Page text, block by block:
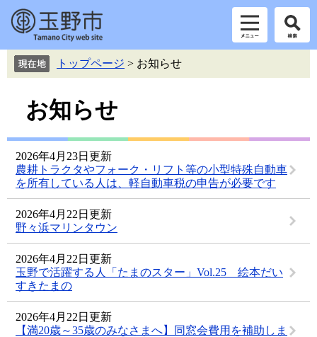
す。
トップページ > お知らせ
お知らせ
2026年4月23日更新
農耕トラクタやフォーク・リフト等の小型特殊自動車
を所有している人は、軽自動車税の申告が必要です
2026年4月22日更新
野々浜マリンタウン
2026年4月22日更新
玉野で活躍する人「たまのスター」Vol.25 絵本だい
すきたまの
2026年4月22日更新
【満20歳～35歳のみなさまへ】同窓会費用を補助しま